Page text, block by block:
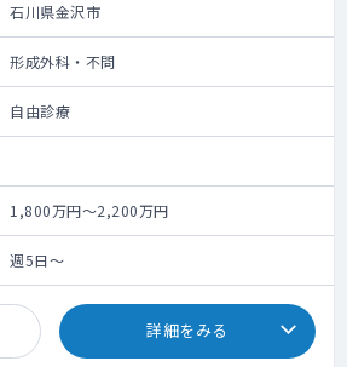
石川県金沢市
形成外科・不問
自由診療
1,800万円～2,200万円
週5日～
詳細をみる